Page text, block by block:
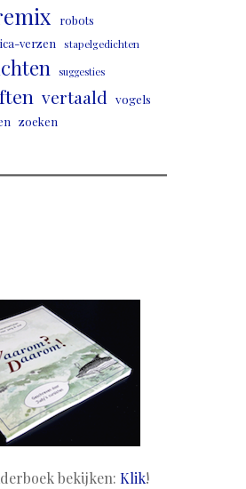
robots
verzen stapelgedichten
suggesties
vertaald vogels
zoeken
bekijken: Klik!